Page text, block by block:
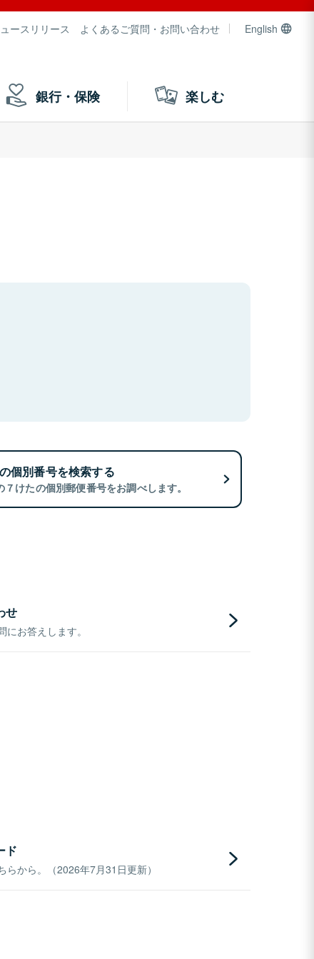
ースリリース よくあるご質問・お問い合わせ English
銀行・保険 楽しむ
個別番号を検索する
７けたの個別郵便番号をお調べします。
せ
お答えします。
ド
から。（2026年7月31日更新）